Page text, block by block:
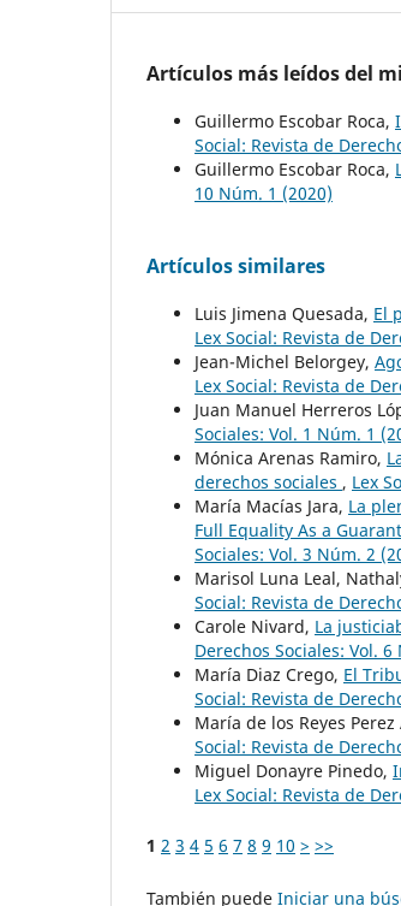
Artículos más leídos del
Guillermo Escobar Roca,
Social: Revista de
Guillermo Escobar Roca,
10 Núm. 1 (2020)
Artículos similares
Luis Jimena Quesada, El
Lex Social: Revista de
Jean-Michel Belorgey,
Lex Social: Revista de
Juan Manuel Herreros
Sociales: Vol. 1 Núm. 1
Mónica Arenas Ramiro,
derechos sociales , Lex
María Macías Jara, La
Full Equality As a
Sociales: Vol. 3 Núm. 2
Marisol Luna Leal,
Social: Revista de
Carole Nivard, La
Derechos Sociales: Vol. 6
María Diaz Crego, El
Social: Revista de
María de los Reyes
Social: Revista de
Miguel Donayre Pinedo,
Lex Social: Revista de
1 2 3 4 5 6 7 8 9 10 > >>
También puede Iniciar una